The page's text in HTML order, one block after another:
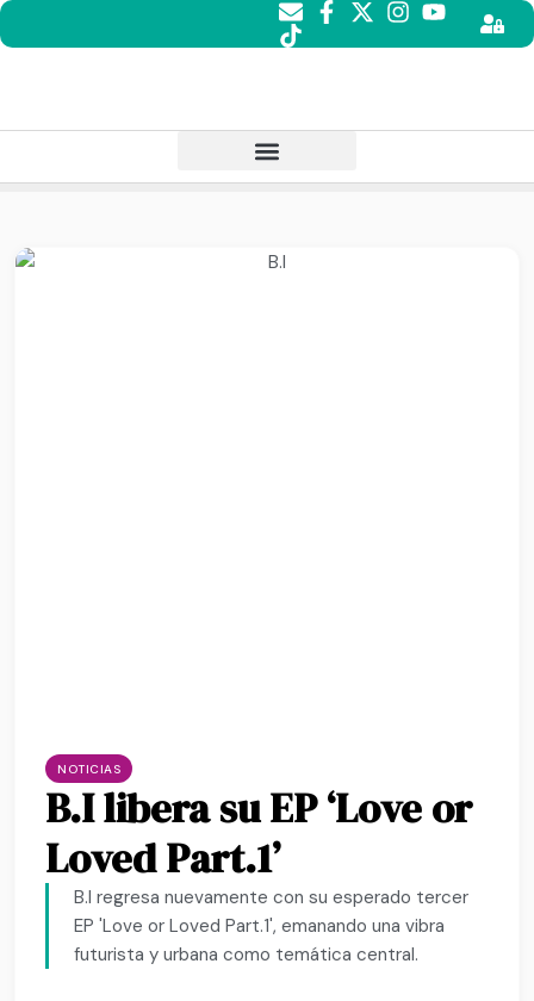
NOTICIAS
B.I libera su EP ‘Love or
Loved Part.1’
B.I regresa nuevamente con su esperado tercer
EP 'Love or Loved Part.1', emanando una vibra
futurista y urbana como temática central.